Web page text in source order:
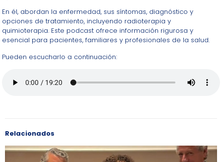
En él, abordan la enfermedad, sus síntomas, diagnóstico y
opciones de tratamiento, incluyendo radioterapia y
quimioterapia. Este podcast ofrece información rigurosa y
esencial para pacientes, familiares y profesionales de la salud.
Pueden escucharlo a continuación:
Relacionados